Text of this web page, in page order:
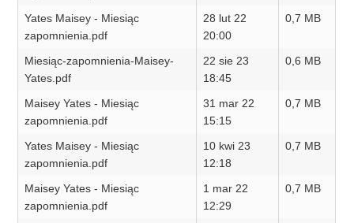
Yates Maisey - Miesiąc
zapomnienia.pdf
28 lut 22
20:00
0,7 MB
Miesiąc-zapomnienia-Maisey-
Yates.pdf
22 sie 23
18:45
0,6 MB
Maisey Yates - Miesiąc
zapomnienia.pdf
31 mar 22
15:15
0,7 MB
Yates Maisey - Miesiąc
zapomnienia.pdf
10 kwi 23
12:18
0,7 MB
Maisey Yates - Miesiąc
zapomnienia.pdf
1 mar 22
12:29
0,7 MB